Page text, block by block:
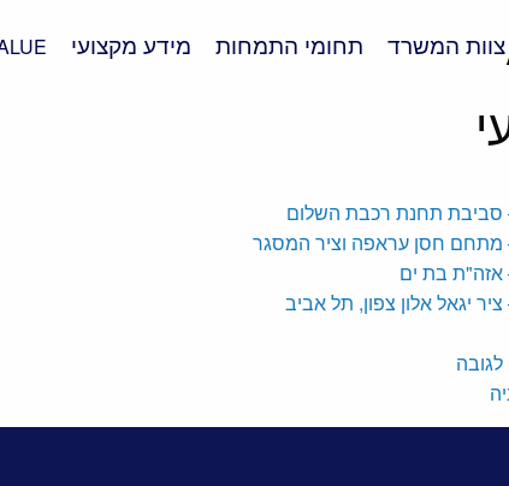
צוות המשרד תחומי התמחות מידע מקצועי
סביבת תחנת רכבת השלום
מתחם חסן עראפה וציר המסגר
אזה"ת בת ים
יגאל אלון צפון, תל אביב